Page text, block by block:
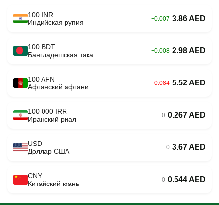
100 INR
Индийская рупия
+0.007 3.86 AED
100 BDT
Бангладешская така
+0.008 2.98 AED
100 AFN
Афганский афгани
-0.084 5.52 AED
100 000 IRR
Иранский риал
0 0.267 AED
USD
Доллар США
0 3.67 AED
CNY
Китайский юань
0 0.544 AED